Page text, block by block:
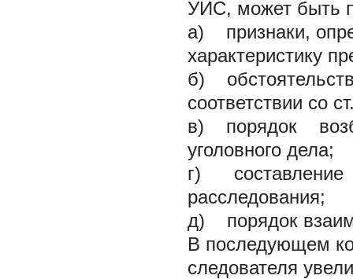
УИС, может быть
а) признаки,
характеристику
б)
соответствии со
в) порядок
уголовного дела;
г)
расследования;
д) порядок
В последующем
следователя